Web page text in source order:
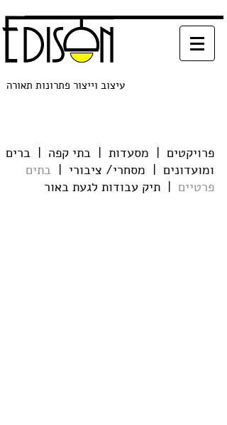
עיצוב וייצור פתרונות תאורה
פרויקטים | מסעדות | בתי קפה | ברים
ומועדונים | מסחרי/ ציבורי | בתים
פרטיים | תיק עבודות לגעת באור